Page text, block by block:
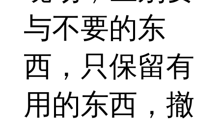
与不要的东
西，只保留有
用的东西，撤